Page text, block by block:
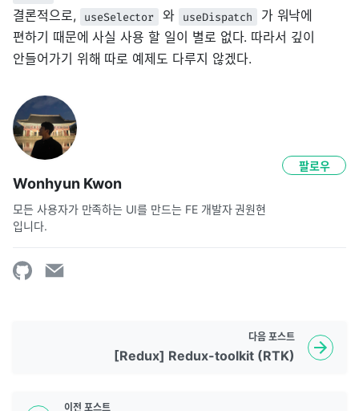
결론적으로,
useSelector 와 useDispatch
가 워낙에
편하기 때문에 사실 사용 할 일이 별로 없다. 따라서 깊이
안들어가기 위해 따로 예제도 다루지 않겠다.
Wonhyun Kwon
모든 사용자가 만족하는 UI를 만드는 FE 개발자 권원현
입니다.
팔로우
이전 포스트
다음 포스트
[Redux] Redux-toolkit (RTK)